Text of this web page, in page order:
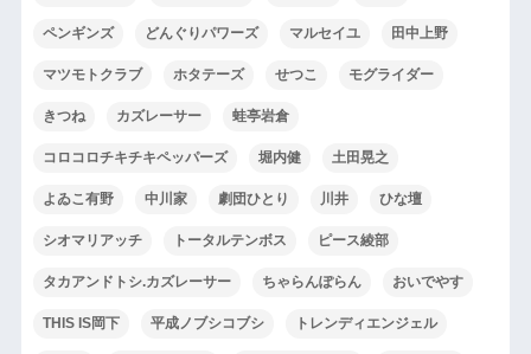
ペンギンズ どんぐりパワーズ マルセイユ 田中上野
マツモトクラブ ホタテーズ せつこ モグライダー
きつね カズレーサー 蛙亭岩倉
コロコロチキチキペッパーズ 堀内健 土田晃之
よゐこ有野 中川家 劇団ひとり 川井 ひな壇
シオマリアッチ トータルテンボス ピース綾部
タカアンドトシ.カズレーサー ちゃらんぽらん おいでやす
THIS IS岡下 平成ノブシコブシ トレンディエンジェル